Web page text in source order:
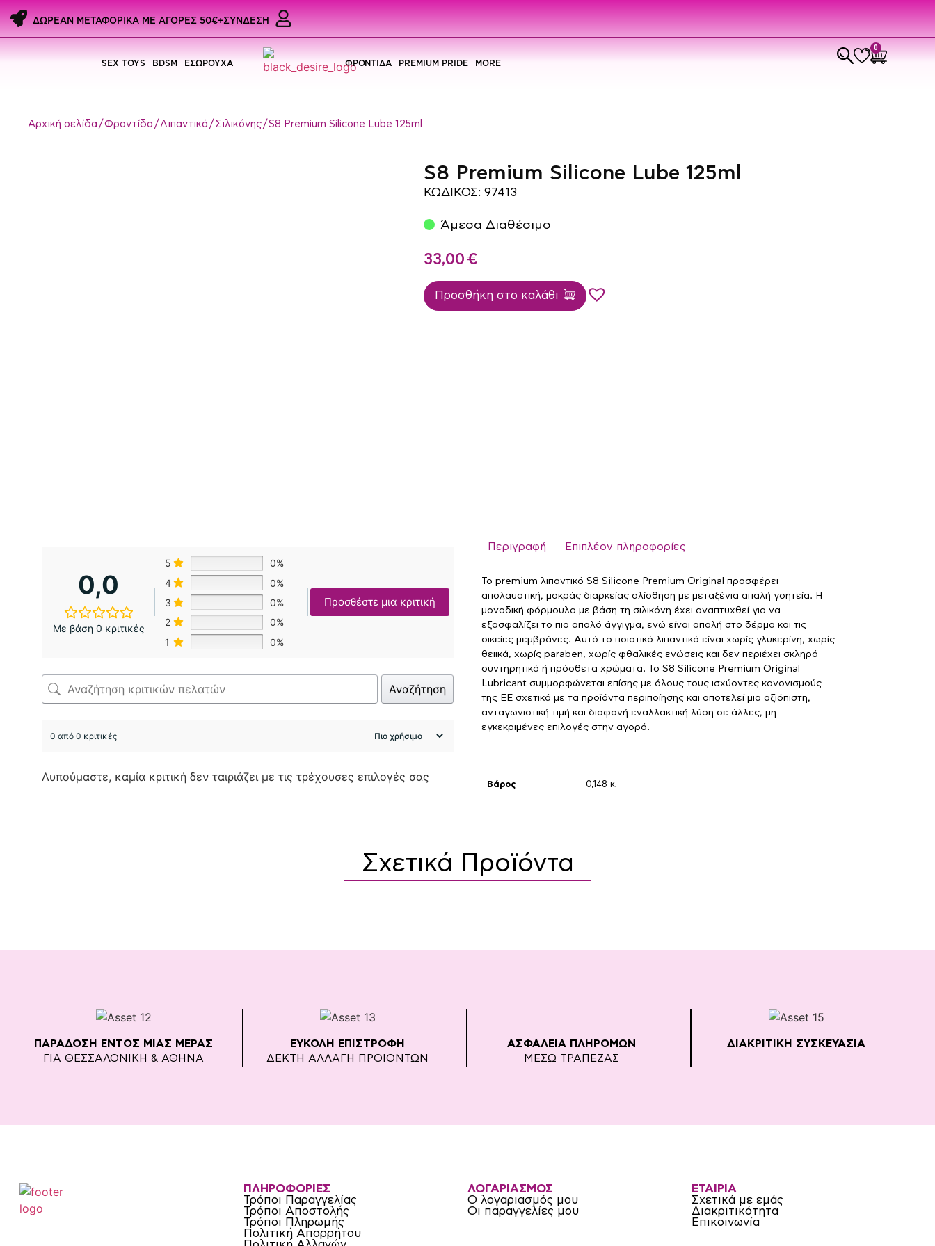
ΔΩΡΕΑΝ ΜΕΤΑΦΟΡΙΚΑ ME ΑΓΟΡΕΣ 50€+ΣΥΝΔΕΣΗ
SEX TOYS BDSM ΕΣΩΡΟΥΧΑ ΦΡΟΝΤΙΔΑ PREMIUM PRIDE MORE
0
Αρχική σελίδα /Φροντίδα /Λιπαντικά / Σιλικόνης/ S8 Premium Silicone Lube 125ml
S8 Premium Silicone Lube 125ml
ΚΩΔΙΚΟΣ: 97413
Άμεσα Διαθέσιμο
33,00 €
Προσθήκη στο καλάθι
0,0
Με βάση 0 κριτικές
5
0%
4
0%
3
0%
2
0%
1
0%
Προσθέστε μια κριτική
Αναζήτηση
0 από 0 κριτικές
Λυπούμαστε, καμία κριτική δεν ταιριάζει με τις τρέχουσες επιλογές σας
Περιγραφή Επιπλέον πληροφορίες
Το premium λιπαντικό S8 Silicone Premium Original προσφέρει
απολαυστική, μακράς διαρκείας ολίσθηση με μεταξένια απαλή γοητεία. Η
μοναδική φόρμουλα με βάση τη σιλικόνη έχει αναπτυχθεί για να
εξασφαλίζει το πιο απαλό άγγιγμα, ενώ είναι απαλή στο δέρμα και τις
οικείες μεμβράνες. Αυτό το ποιοτικό λιπαντικό είναι χωρίς γλυκερίνη, χωρίς
θειικά, χωρίς paraben, χωρίς φθαλικές ενώσεις και δεν περιέχει σκληρά
συντηρητικά ή πρόσθετα χρώματα. Το S8 Silicone Premium Original
Lubricant συμμορφώνεται επίσης με όλους τους ισχύοντες κανονισμούς
της ΕΕ σχετικά με τα προϊόντα περιποίησης και αποτελεί μια αξιόπιστη,
ανταγωνιστική τιμή και διαφανή εναλλακτική λύση σε άλλες, μη
εγκεκριμένες επιλογές στην αγορά.
Βάρος 0,148 κ.
Σχετικά Προϊόντα
ΠΑΡΑΔΟΣΗ ΕΝΤΟΣ ΜΙΑΣ ΜΕΡΑΣ
ΓΙΑ ΘΕΣΣΑΛΟΝΙΚΗ & ΑΘΗΝΑ
ΕΥΚΟΛΗ ΕΠΙΣΤΡΟΦΗ
ΔΕΚΤΗ ΑΛΛΑΓΗ ΠΡΟΙΟΝΤΩΝ
ΑΣΦΑΛΕΙΑ ΠΛΗΡΟΜΩΝ
ΜΕΣΩ ΤΡΑΠΕΖΑΣ
ΔΙΑΚΡΙΤΙΚΗ ΣΥΣΚΕΥΑΣΙΑ
ΠΛΗΡΟΦΟΡΙΕΣ
Τρόποι Παραγγελίας
Τρόποι Αποστολής
Τρόποι Πληρωμής
Πολιτική Απορρήτου
ΛΟΓΑΡΙΑΣΜΟΣ
Ο λογαριασμός μου
Οι παραγγελίες μου
ΕΤΑΙΡΙΑ
Σχετικά με εμάς
Διακριτικότητα
Επικοινωνία